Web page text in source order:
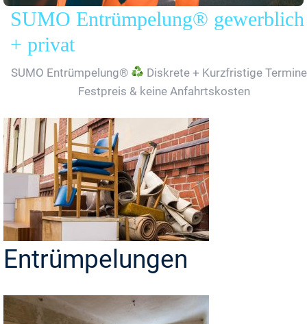
SUMO Entrümpelung® gewerblich
+ privat
SUMO Entrümpelung®
Diskrete + Kurzfristige
Festpreis & keine Anfahrtskosten
Entrümpelungen